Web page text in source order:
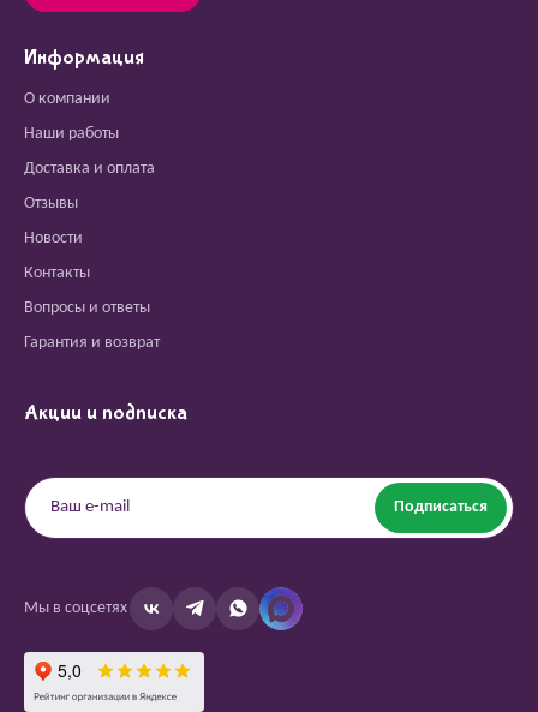
Информация
О компании
Наши работы
Доставка и оплата
Отзывы
Новости
Контакты
Вопросы и ответы
Гарантия и возврат
Акции и подписка
Подписаться
Мы в соцсетях